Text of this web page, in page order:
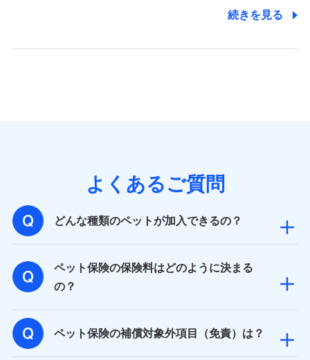
株式会社ドコモ・インシュアランス 営業部長
当社は利用目的の達成に必要な範囲内において個人情報
の取り扱いの全部または一部を委託する場合がありま
す。
当社は株式会社NTTドコモとの間で、以下のとおり個
人データを共同利用します。
【共同して利用される利用データの項目】
当社又は株式会社NTTドコモがサービス提供等を通じて
続きを見る
よくあるご質問
どんな種類のペットが加入できるの？
ペット保険の保険料はどのように決まる
の？
ペット保険の補償対象外項目（免責）は？